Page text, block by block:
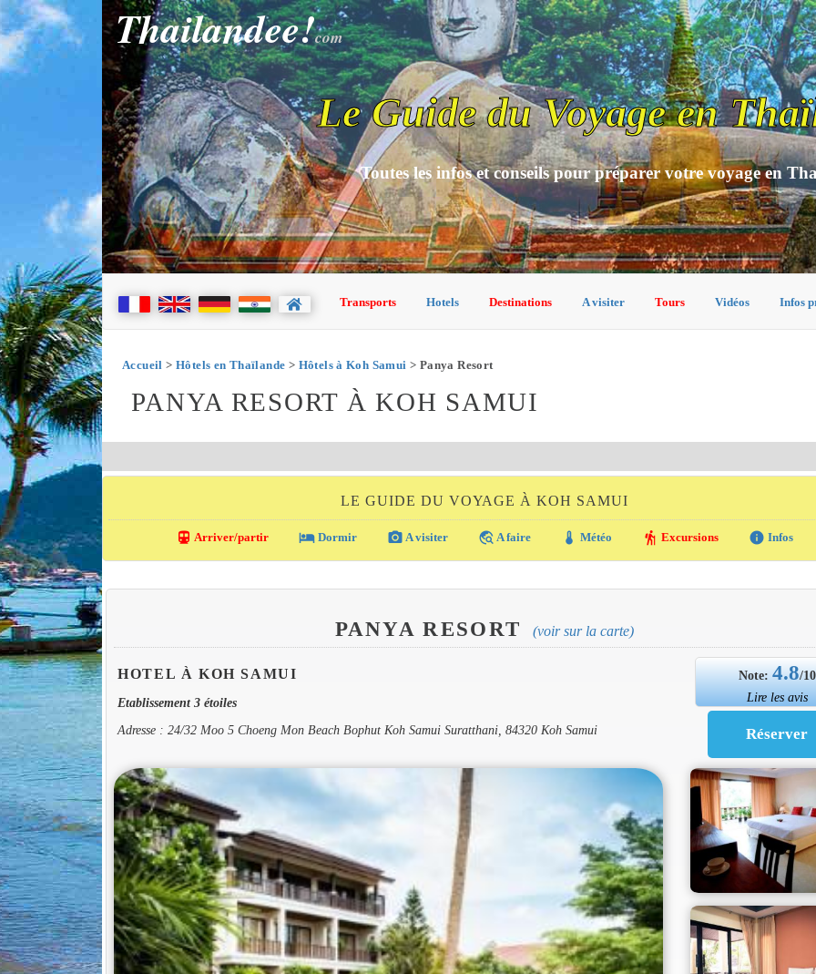
Thailandee!com
Le Guide du Voyage en
Toutes les infos et conseils pour préparer votre voyage en
Transports Hotels Destinations A visiter Tours Vidéos Infos
Accueil > Hôtels en Thaïlande > Hôtels à Koh Samui > Panya Resort
PANYA RESORT À KOH SAMUI
LE GUIDE DU VOYAGE À KOH SAMUI
directions_transit Arriver/partir local_hotel Dormir photo_camera A visiter travel_explore A faire thermostat Météo hiking Excursions info Infos
PANYA RESORT (voir sur la carte)
HOTEL À KOH SAMUI
Etablissement 3 étoiles
Adresse : 24/32 Moo 5 Choeng Mon Beach Bophut Koh Samui Suratthani, 84320 Koh Samui
Note:4.8/10
Lire les avis